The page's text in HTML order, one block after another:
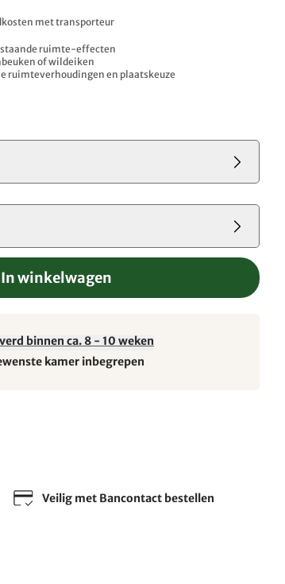
met transporteur
ruimte-effecten
of wildeiken
ruimteverhoudingen en plaatskeuze
In winkelwagen
binnen ca. 8 - 10 weken
kamer inbegrepen
Veilig met Bancontact bestellen